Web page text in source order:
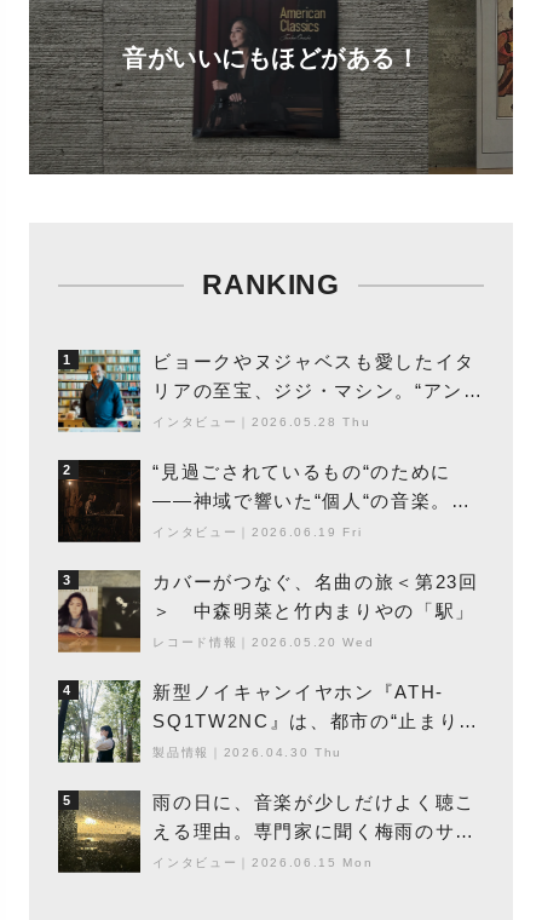
音がいいにもほどがある！
RANKING
1
ビョークやヌジャベスも愛したイタ
リアの至宝、ジジ・マシン。“アンビ
エントの巨匠”が明かす創作の原点
インタビュー 2026.05.28 Thu
2
“見過ごされているもの“のために
――神域で響いた“個人“の音楽。冥
丁の『赤城 夜神楽』をレポート
インタビュー 2026.06.19 Fri
3
カバーがつなぐ、名曲の旅＜第23回
＞ 中森明菜と竹内まりやの「駅」
レコード情報 2026.05.20 Wed
4
新型ノイキャンイヤホン『ATH-
SQ1TW2NC』は、都市の“止まり
木”になり得るーシンガーソングライ
製品情報 2026.04.30 Thu
5
雨の日に、音楽が少しだけよく聴こ
える理由。専門家に聞く梅雨のサウ
ンドスケープ
インタビュー 2026.06.15 Mon